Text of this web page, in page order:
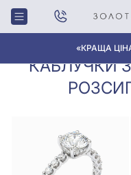
«КРАЩА
Головна Каблучки
КАБЛУЧКИ